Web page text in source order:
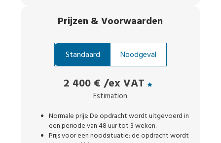
Prijzen & Voorwaarden
Standaard Noodgeval
2 400 € /ex VAT
Estimation
Normale prijs: De opdracht wordt uitgevoerd in
een periode van 48 uur tot 3 weken.
Prijs voor een noodsituatie: de opdracht wordt